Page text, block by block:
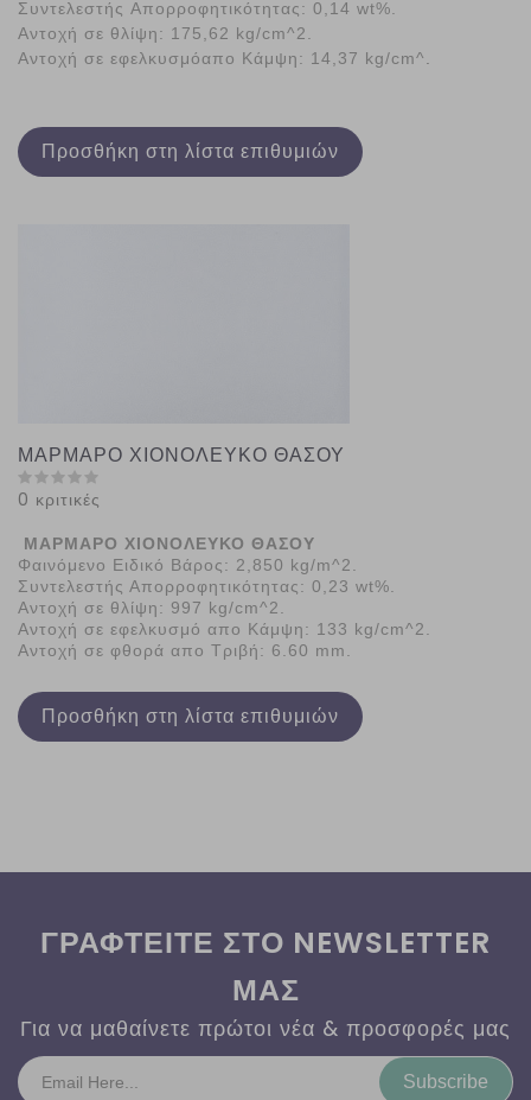
Συντελεστής Απορροφητικότητας: 0,14 wt%.
Αντοχή σε θλίψη: 175,62 kg/cm^2.
Αντοχή σε εφελκυσμόαπο Κάμψη: 14,37 kg/cm^
Προσθήκη στη λίστα επιθυμιών
ΜΑΡΜΑΡΟ ΧΙΟΝΟΛΕΥΚΟ ΘΑΣΟΥ
0 κριτικές
ΜΑΡΜΑΡΟ ΧΙΟΝΟΛΕΥΚΟ ΘΑΣΟΥ
Φαινόμενο Ειδικό Βάρος: 2,850 kg/m^2.
Συντελεστής Απορροφητικότητας: 0,23 wt%.
Αντοχή σε θλίψη: 997 kg/cm^2.
Αντοχή σε εφελκυσμό απο Κάμψη: 133 kg/cm^2.
Αντοχή σε φθορά απο Τριβή: 6.60 mm.
Προσθήκη στη λίστα επιθυμιών
ΓΡΑΦΤΕΙΤΕ ΣΤΟ NEWSLETTER
ΜΑΣ
Για να μαθαίνετε πρώτοι νέα & προσφορές μας
Subscribe